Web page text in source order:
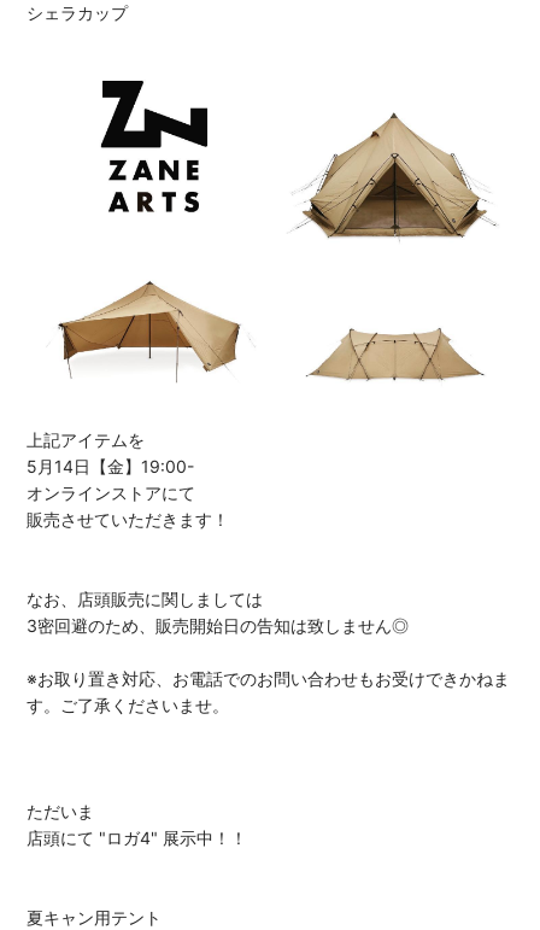
シェラカップ
上記アイテムを
5月14日【金】19:00-
オンラインストアにて
販売させていただきます！
なお、店頭販売に関しましては
3密回避のため、販売開始日の告知は致しません◎
※お取り置き対応、お電話でのお問い合わせもお受けできかねま
す。ご了承くださいませ。
ただいま
店頭にて "ロガ4" 展示中！！
夏キャン用テント